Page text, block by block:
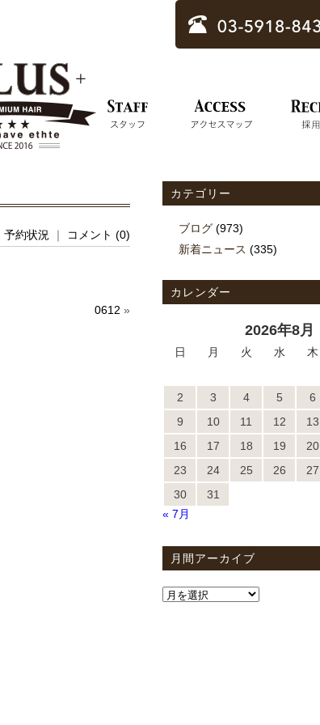
予約状況 ｜ コメント (0)
0612 »
カテゴリー
ブログ (973)
新着ニュース (335)
カレンダー
2026年8月
日 月 火 水 木
2
3 4 5 6
9
10 11 12 13
16
17 18 19 20
23
24 25 26 27
30
31
« 7月
月間アーカイブ